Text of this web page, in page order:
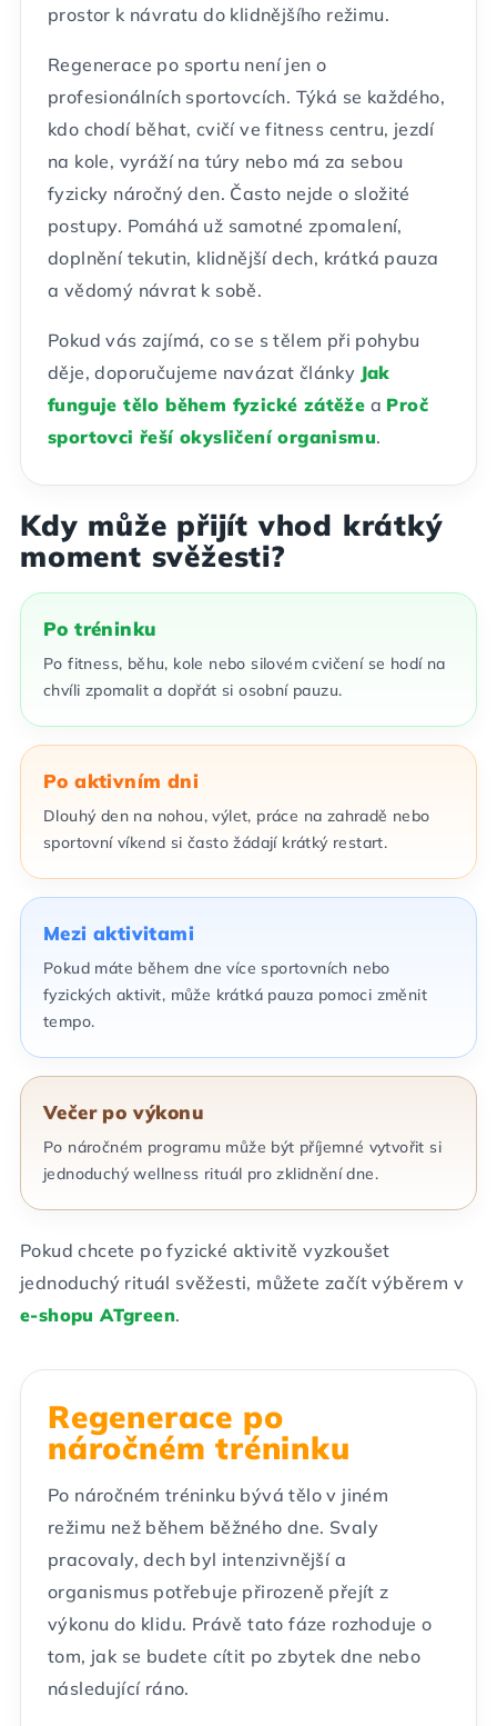
prostor k návratu do klidnějšího režimu.
Regenerace po sportu není jen o
profesionálních sportovcích. Týká se každého,
kdo chodí běhat, cvičí ve fitness centru, jezdí
na kole, vyráží na túry nebo má za sebou
fyzicky náročný den. Často nejde o složité
postupy. Pomáhá už samotné zpomalení,
doplnění tekutin, klidnější dech, krátká pauza
a vědomý návrat k sobě.
Pokud vás zajímá, co se s tělem při pohybu
děje, doporučujeme navázat články Jak
funguje tělo během fyzické zátěže a Proč
sportovci řeší okysličení organismu.
Kdy může přijít vhod krátký
moment svěžesti?
Po tréninku
Po fitness, běhu, kole nebo silovém cvičení se hodí na
chvíli zpomalit a dopřát si osobní pauzu.
Po aktivním dni
Dlouhý den na nohou, výlet, práce na zahradě nebo
sportovní víkend si často žádají krátký restart.
Mezi aktivitami
Pokud máte během dne více sportovních nebo
fyzických aktivit, může krátká pauza pomoci změnit
tempo.
Večer po výkonu
Po náročném programu může být příjemné vytvořit si
jednoduchý wellness rituál pro zklidnění dne.
Pokud chcete po fyzické aktivitě vyzkoušet
jednoduchý rituál svěžesti, můžete začít výběrem v
e-shopu ATgreen.
Regenerace po
náročném tréninku
Po náročném tréninku bývá tělo v jiném
režimu než během běžného dne. Svaly
pracovaly, dech byl intenzivnější a
organismus potřebuje přirozeně přejít z
výkonu do klidu. Právě tato fáze rozhoduje o
tom, jak se budete cítit po zbytek dne nebo
následující ráno.